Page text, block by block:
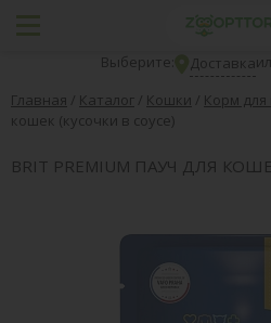
Выберите: Доставка
Главная / Каталог / Кошки / Корм для
кошек (кусочки в соусе)
BRIT PREMIUM ПАУЧ ДЛЯ